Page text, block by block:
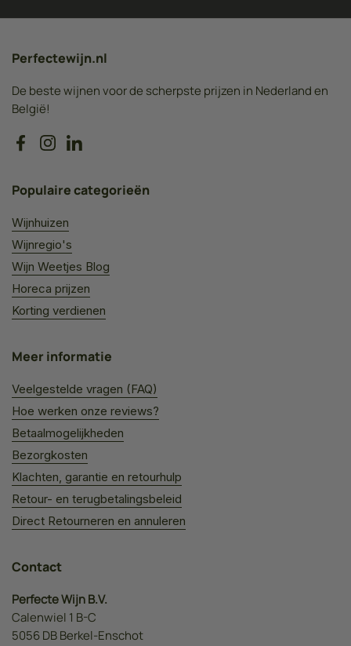
Perfectewijn.nl
De beste wijnen voor de scherpste prijzen in Nederland en
België!
Facebook
InstagramLinkedIn
Populaire categorieën
Wijnhuizen
Wijnregio's
Wijn Weetjes Blog
Horeca prijzen
Korting verdienen
Meer informatie
Veelgestelde vragen (FAQ)
Hoe werken onze reviews?
Betaalmogelijkheden
Bezorgkosten
Klachten, garantie en retourhulp
Retour- en terugbetalingsbeleid
Direct Retourneren en annuleren
Contact
Perfecte Wijn B.V.
Calenwiel 1 B-C
5056 DB Berkel-Enschot